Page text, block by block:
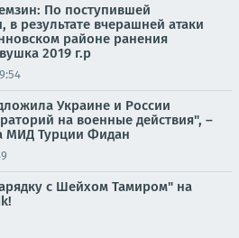
По поступившей
результате вчерашней атаки
районе ранения
2019 г.р
Украине и России
на военные действия", –
МИД Турции Фидан
с Шейхом Тамиром" на